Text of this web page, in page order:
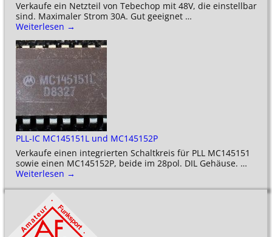
Verkaufe ein Netzteil von Tebechop mit 48V, die einstellbar
sind. Maximaler Strom 30A. Gut geeignet …
Weiterlesen →
PLL-IC MC145151L und MC145152P
Verkaufe einen integrierten Schaltkreis für PLL MC145151
sowie einen MC145152P, beide im 28pol. DIL Gehäuse. …
Weiterlesen →